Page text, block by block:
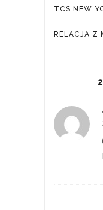
TCS NEW
RELACJA Z